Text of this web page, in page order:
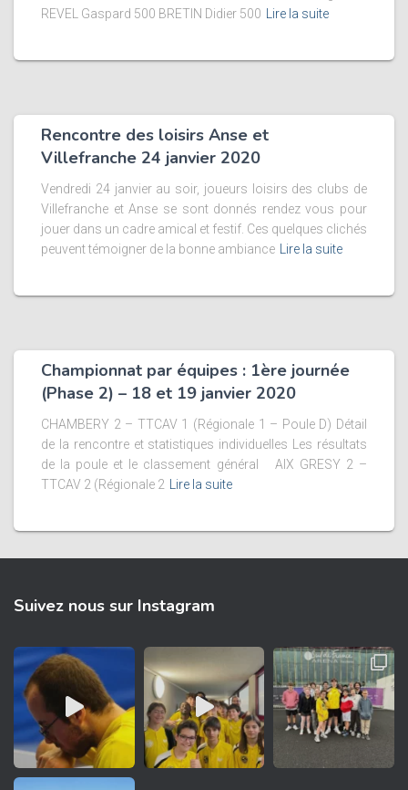
REVEL Gaspard 500 BRETIN Didier 500
Lire la suite
Rencontre des loisirs Anse et
Villefranche 24 janvier 2020
Vendredi 24 janvier au soir, joueurs loisirs des clubs de
Villefranche et Anse se sont donnés rendez vous pour
jouer dans un cadre amical et festif. Ces quelques clichés
peuvent témoigner de la bonne ambiance
Lire la suite
Championnat par équipes : 1ère journée
(Phase 2) – 18 et 19 janvier 2020
CHAMBERY 2 – TTCAV 1 (Régionale 1 – Poule D) Détail
de la rencontre et statistiques individuelles Les résultats
de la poule et le classement général AIX GRESY 2 –
TTCAV 2 (Régionale 2
Lire la suite
Suivez nous sur Instagram